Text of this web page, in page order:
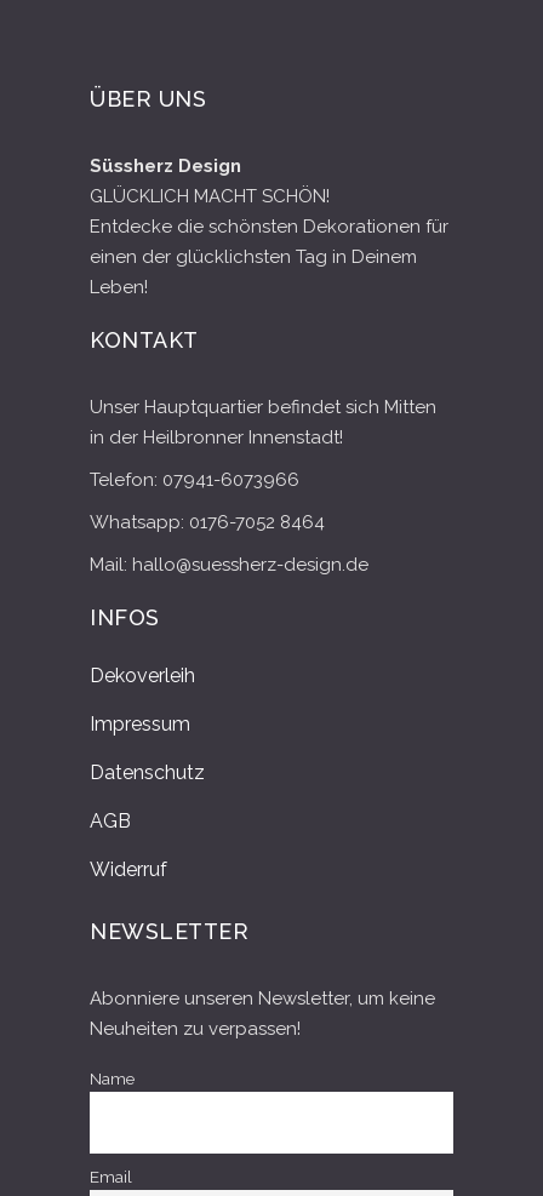
ÜBER UNS
Süssherz Design
GLÜCKLICH MACHT SCHÖN!
Entdecke die schönsten Dekorationen für
einen der glücklichsten Tag in Deinem
Leben!
KONTAKT
Unser Hauptquartier befindet sich Mitten
in der Heilbronner Innenstadt!
Telefon: 07941-6073966
Whatsapp: 0176-7052 8464
Mail: hallo@suessherz-design.de
INFOS
Dekoverleih
Impressum
Datenschutz
AGB
Widerruf
NEWSLETTER
Abonniere unseren Newsletter, um keine
Neuheiten zu verpassen!
Name
Email